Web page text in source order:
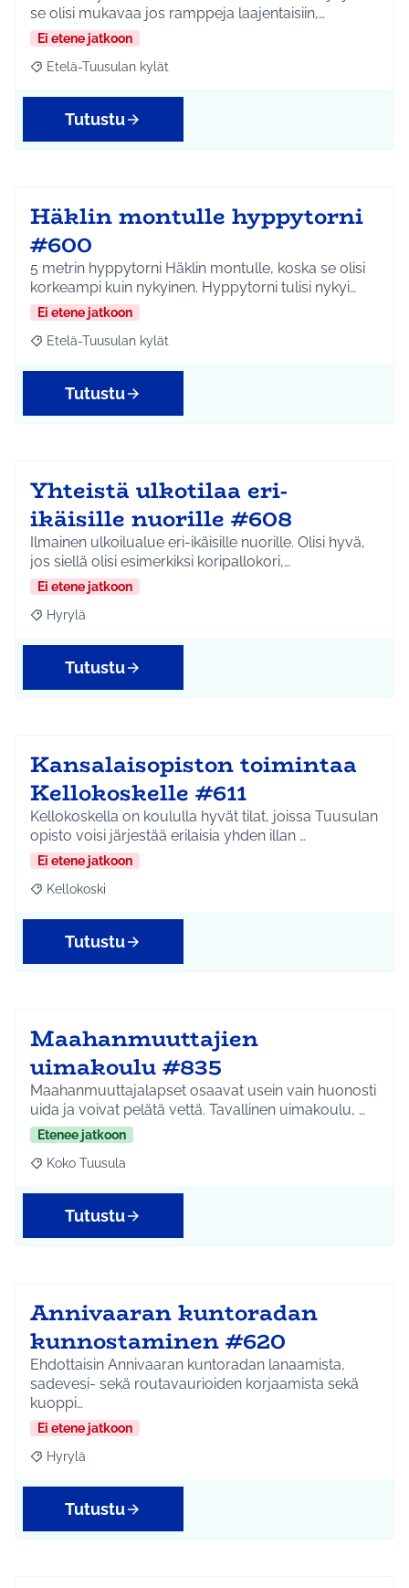
se olisi mukavaa jos ramppeja laajentaisiin,…
Ei etene jatkoon
Rajaa tulokset aihepiirin mukaan: Etelä-Tuusulan kylät
Etelä-Tuusulan kylät
Tutustu
Häklin montulle hyppytorni
#600
5 metrin hyppytorni Häklin montulle, koska se olisi
korkeampi kuin nykyinen. Hyppytorni tulisi nykyi…
Ei etene jatkoon
Rajaa tulokset aihepiirin mukaan: Etelä-Tuusulan kylät
Etelä-Tuusulan kylät
Tutustu
Yhteistä ulkotilaa eri-
ikäisille nuorille #608
Ilmainen ulkoilualue eri-ikäisille nuorille. Olisi hyvä,
jos siellä olisi esimerkiksi koripallokori,…
Ei etene jatkoon
Rajaa tulokset aihepiirin mukaan: Hyrylä
Hyrylä
Tutustu
Kansalaisopiston toimintaa
Kellokoskelle #611
Kellokoskella on koululla hyvät tilat, joissa Tuusulan
opisto voisi järjestää erilaisia yhden illan …
Ei etene jatkoon
Rajaa tulokset aihepiirin mukaan: Kellokoski
Kellokoski
Tutustu
Maahanmuuttajien
uimakoulu #835
Maahanmuuttajalapset osaavat usein vain huonosti
uida ja voivat pelätä vettä. Tavallinen uimakoulu, …
Etenee jatkoon
Rajaa tulokset aihepiirin mukaan: Koko Tuusula
Koko Tuusula
Tutustu
Annivaaran kuntoradan
kunnostaminen #620
Ehdottaisin Annivaaran kuntoradan lanaamista,
sadevesi- sekä routavaurioiden korjaamista sekä
kuoppi…
Ei etene jatkoon
Rajaa tulokset aihepiirin mukaan: Hyrylä
Hyrylä
Tutustu